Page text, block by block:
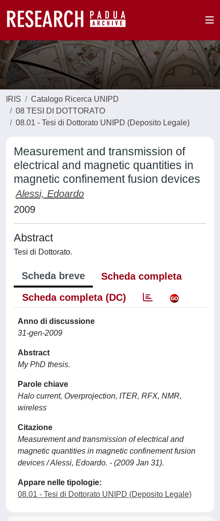
IRIS
Catalogo Ricerca UNIPD
08 TESI DI DOTTORATO
08.01 - Tesi di Dottorato UNIPD (Deposito Legale)
Measurement and transmission of
electrical and magnetic quantities in
magnetic confinement fusion devices
Alessi, Edoardo
2009
Abstract
Tesi di Dottorato.
Scheda breve
Scheda completa
Scheda completa (DC)
Anno di discussione
31-gen-2009
Abstract
My PhD thesis.
Parole chiave
Halo current, Overprojection, ITER, RFX, NMR,
wireless
Citazione
Measurement and transmission of electrical and
magnetic quantities in magnetic confinement fusion
devices / Alessi, Edoardo. - (2009 Jan 31).
Appare nelle tipologie:
08.01 - Tesi di Dottorato UNIPD (Deposito Legale)